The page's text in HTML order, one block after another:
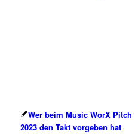
Wer beim Music WorX Pitch
2023 den Takt vorgeben hat